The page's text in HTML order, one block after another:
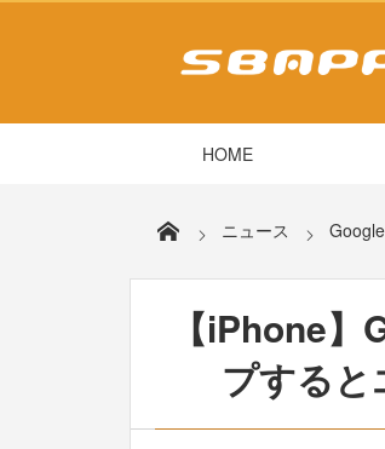
HOME
ニュース Google
【iPhone
プすると